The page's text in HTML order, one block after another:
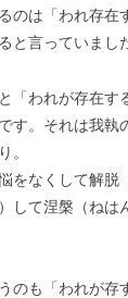
のは「われ存在
と言っていまし
「われが存在す
す。それは我執
。
をなくして解脱
して涅槃（ねは
のも「われが存